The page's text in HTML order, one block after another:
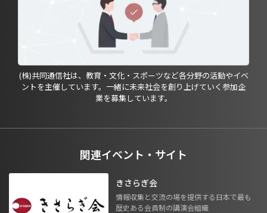
(株)共同通信社は、教育・文化・スポーツなど各分野の活動やイベ
ントを主催しています。一緒に未来社会を創り上げていく参加企
業を募集しています。
関連イベント・サイト
きさらぎ会
情報収集と交流の場を提供する日本で最も
歴史ある会員制の講演会組織